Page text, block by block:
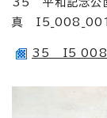
真 I5_008_001
35